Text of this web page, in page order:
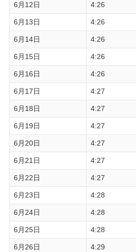
6月12日 4:26
6月13日 4:26
6月14日 4:26
6月15日 4:26
6月16日 4:26
6月17日 4:27
6月18日 4:27
6月19日 4:27
6月20日 4:27
6月21日 4:27
6月22日 4:27
6月23日 4:28
6月24日 4:28
6月25日 4:28
6月26日 4:29